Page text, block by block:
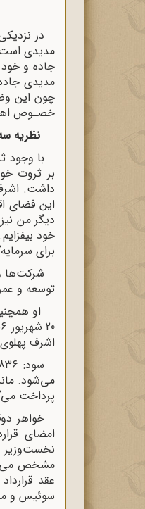
در
مدیدی
جاده و
مدیدی
چون این
خصـوص
نظریه
با وجود
بر ثروت
داشت.
این فضاى
دیگر من
خود
براى
توسعه و عمران 2ـ شرکت مهستان 3ـ شرکت گسترش شمال شهیاد 4ـ
او
اشرف پهلوی؛ محترماً
پرداخت
خواهر
امضای
مشخص
عقد
سوئیس و